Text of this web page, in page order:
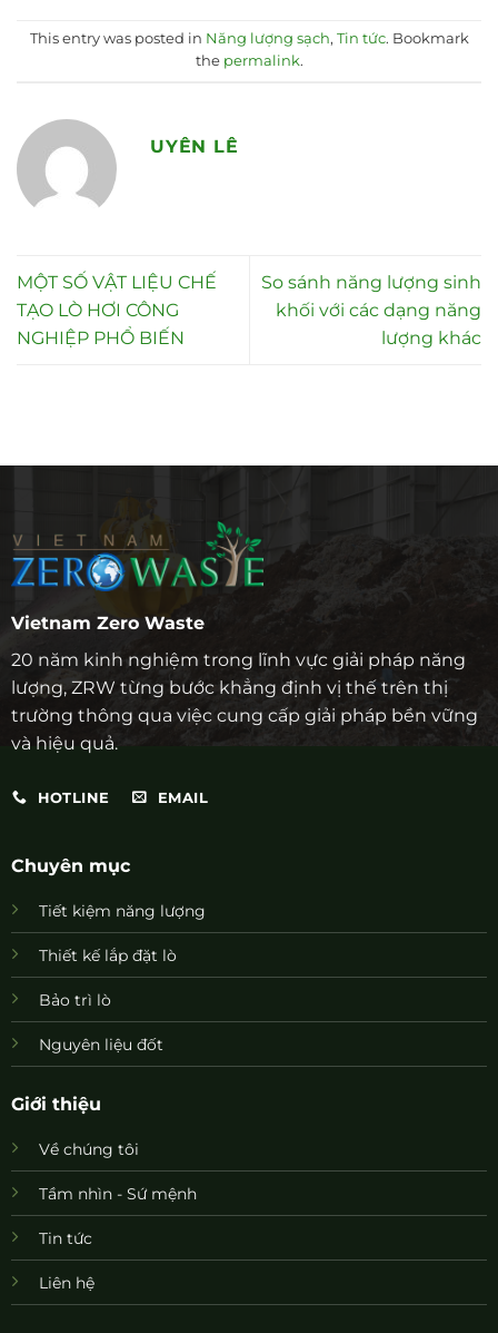
This entry was posted in Năng lượng sạch, Tin tức. Bookmark
the permalink.
UYÊN LÊ
MỘT SỐ VẬT LIỆU CHẾ
TẠO LÒ HƠI CÔNG
NGHIỆP PHỔ BIẾN
So sánh năng lượng sinh
khối với các dạng năng
lượng khác
Vietnam Zero Waste
20 năm kinh nghiệm trong lĩnh vực giải pháp năng
lượng, ZRW từng bước khẳng định vị thế trên thị
trường thông qua việc cung cấp giải pháp bền vững
và hiệu quả.
HOTLINE EMAIL
Chuyên mục
Tiết kiệm năng lượng
Thiết kế lắp đặt lò
Bảo trì lò
Nguyên liệu đốt
Giới thiệu
Về chúng tôi
Tầm nhìn - Sứ mệnh
Tin tức
Liên hệ